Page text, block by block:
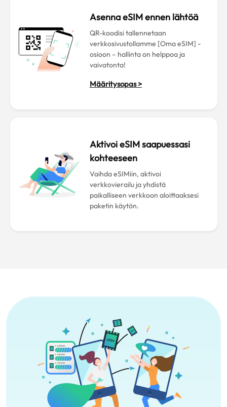
Asenna eSIM ennen lähtöä
QR-koodisi tallennetaan
verkkosivustollamme [Oma eSIM] -
osioon – hallinta on helppoa ja
vaivatonta!
Määritysopas >
Aktivoi eSIM saapuessasi
kohteeseen
Vaihda eSIMiin, aktivoi
verkkovierailu ja yhdistä
paikalliseen verkkoon aloittaaksesi
paketin käytön.